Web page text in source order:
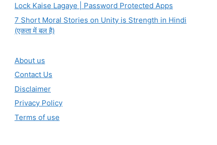
Lock Kaise Lagaye | Password Protected Apps
7 Short Moral Stories on Unity is Strength in Hindi
(एकता में बल है)
About us
Contact Us
Disclaimer
Privacy Policy
Terms of use